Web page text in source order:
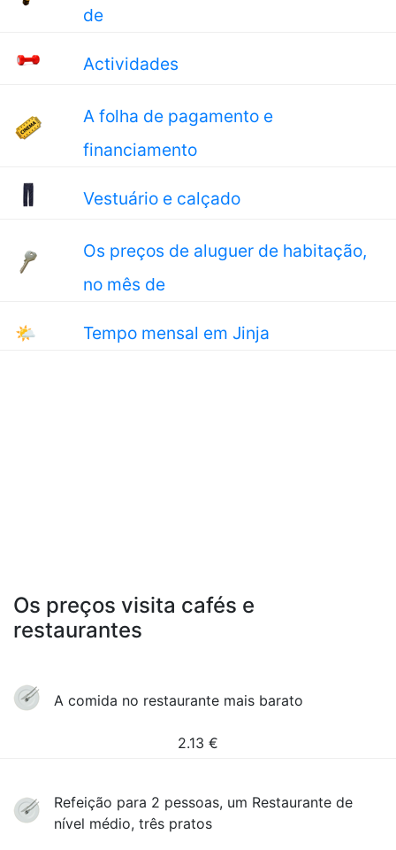
de
Actividades
A folha de pagamento e
financiamento
Vestuário e calçado
Os preços de aluguer de habitação,
no mês de
🌤 Tempo mensal em Jinja
Os preços visita cafés e
restaurantes
A comida no restaurante mais barato
2.13 €
Refeição para 2 pessoas, um Restaurante de
nível médio, três pratos